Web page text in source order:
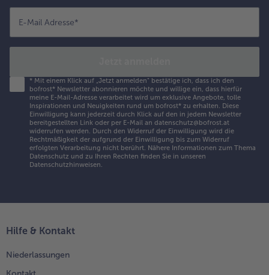
E-Mail Adresse*
* Mit einem Klick auf „Jetzt anmelden" bestätige ich, dass ich den
bofrost* Newsletter abonnieren möchte und willige ein, dass hierfür
meine E-Mail-Adresse verarbeitet wird um exklusive Angebote, tolle
Inspirationen und Neuigkeiten rund um bofrost* zu erhalten. Diese
Einwilligung kann jederzeit durch Klick auf den in jedem Newsletter
bereitgestellten Link oder per E-Mail an datenschutz@bofrost.at
widerrufen werden. Durch den Widerruf der Einwilligung wird die
Rechtmäßigkeit der aufgrund der Einwilligung bis zum Widerruf
erfolgten Verarbeitung nicht berührt. Nähere Informationen zum Thema
Datenschutz und zu Ihren Rechten finden Sie in unseren
Datenschutzhinweisen.
Hilfe & Kontakt
Niederlassungen